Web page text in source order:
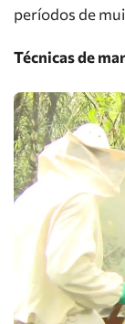
períodos de
Técnicas de